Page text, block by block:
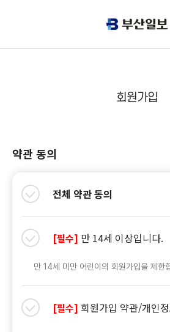
회원가입
약관 동의
전체 약관 동의
[필수] 만 14세 이상입니다.
만 14세 미만 어린이의 회원가입을 제한
[필수] 회원가입 약관/개인